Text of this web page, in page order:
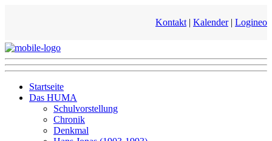
Kontakt | Kalender| Logineo
Startseite
Das HUMA
Schulvorstellung
Chronik
Denkmal